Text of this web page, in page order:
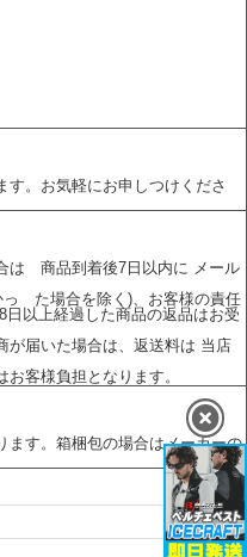
。お気軽にお申しつけくださ
は 商品到着後7日以内に メール
た場合を除く)、お客様の責任
以上経過した商品の返品はお受
届いた場合は、返送料は 当店
客様負担となります。
ます。箱梱包の場合はメーカーの